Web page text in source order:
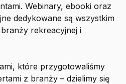
Webinary, ebooki oraz
dedykowane są wszystkim
rekreacyjnej i
które przygotowaliśmy
z branży – dzielimy się